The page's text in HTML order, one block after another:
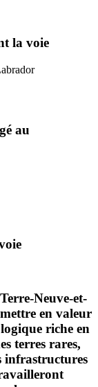
la voie
au
Neuve-et-
en valeur
riche en
terres rares,
infrastructures